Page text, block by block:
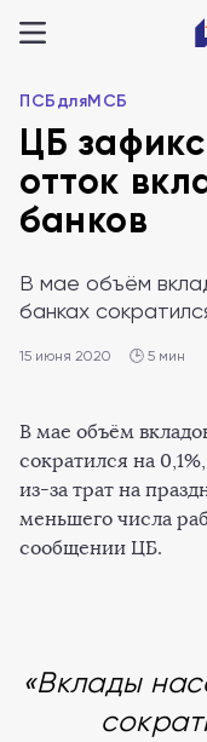
ПСБдляМСБ
ЦБ
отток
банков
В мае объём
банках
15 июня 2020 🕒 5 мин
В мае объём
сократился на
из-за трат на
меньшего числа
сообщении ЦБ.
«Вклады